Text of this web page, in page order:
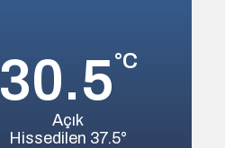
30.5°C
Açık
Hissedilen 37.5°